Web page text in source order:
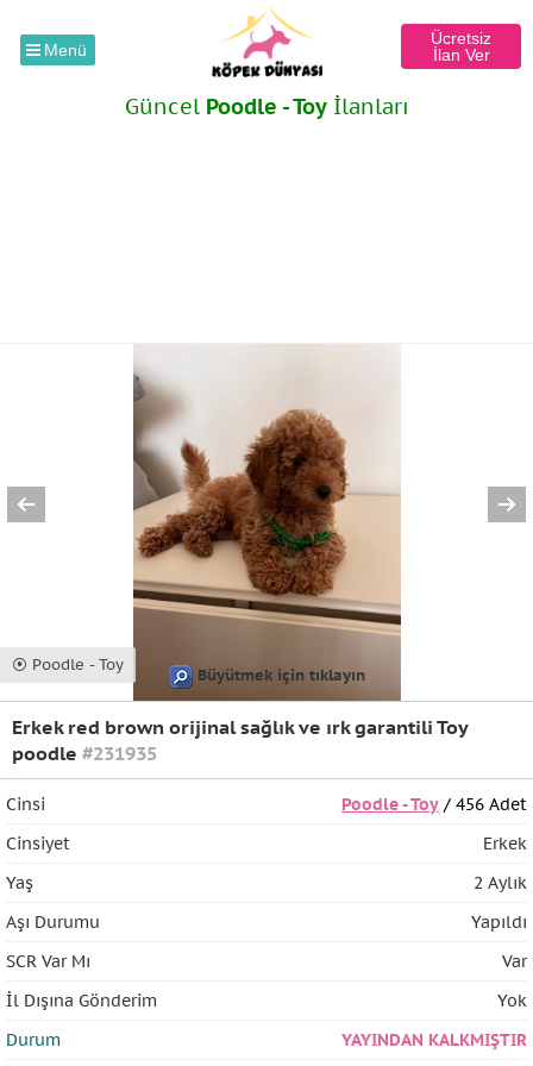
Menü
Ücretsiz
İlan Ver
Güncel Poodle - Toyİlanları
⦿ Poodle - Toy
Büyütmek için tıklayın
Erkek red brown orijinal sağlık ve ırk garantili Toy
poodle #231935
Cinsi Poodle - Toy/ 456 Adet
Cinsiyet
Erkek
Yaş
2 Aylık
Aşı Durumu
Yapıldı
SCR Var Mı
Var
İl Dışına Gönderim
Yok
Durum
YAYINDAN KALKMIŞTIR